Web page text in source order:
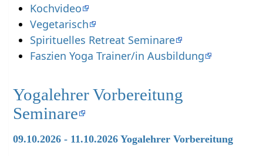
Kochvideo
Vegetarisch
Spirituelles Retreat Seminare
Faszien Yoga Trainer/in Ausbildung
Yogalehrer Vorbereitung
Seminare
09.10.2026 - 11.10.2026 Yogalehrer Vorbereitung